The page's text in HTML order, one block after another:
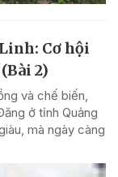
Cơ hội
2)
và chế biến,
ở tỉnh Quảng
mà ngày càng